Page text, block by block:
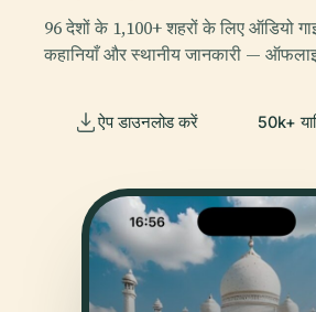
96 देशों के 1,100+ शहरों के लिए ऑडियो
कहानियाँ और स्थानीय जानकारी —
ऐप डाउनलोड करें 50k+